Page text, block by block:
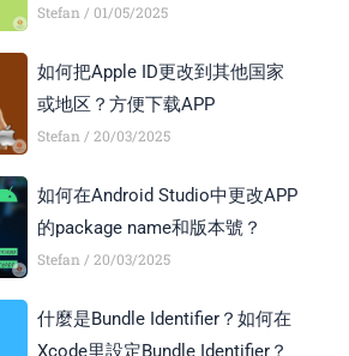
怎么办？
Stefan 01/05/2025
如何把Apple ID更改到其他国家
或地区？方便下载APP
Stefan 20/03/2025
如何在Android Studio中更改APP
的package name和版本號？
Stefan 20/03/2025
什麼是Bundle Identifier？如何在
Xcode里設定Bundle Identifier？